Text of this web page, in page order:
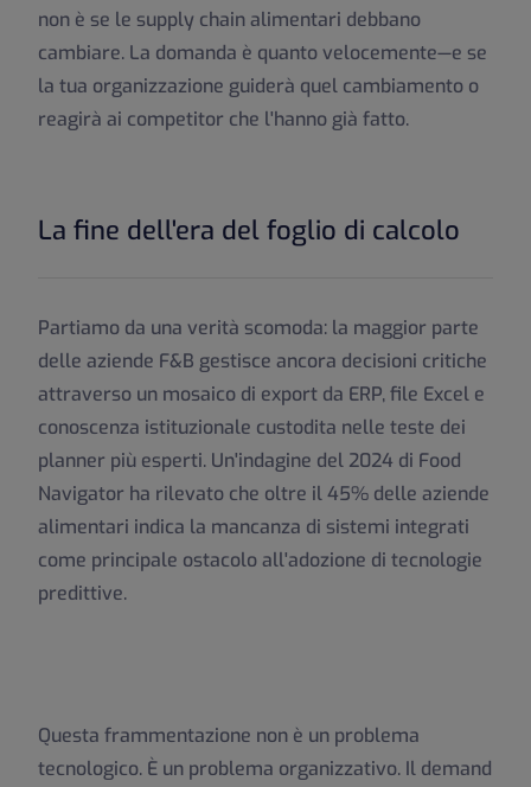
non è se le supply chain alimentari debbano
cambiare. La domanda è quanto velocemente—e se
la tua organizzazione guiderà quel cambiamento o
reagirà ai competitor che l'hanno già fatto.
La fine dell'era del foglio di calcolo
Partiamo da una verità scomoda: la maggior parte
delle aziende F&B gestisce ancora decisioni critiche
attraverso un mosaico di export da ERP, file Excel e
conoscenza istituzionale custodita nelle teste dei
planner più esperti. Un'indagine del 2024 di Food
Navigator ha rilevato che oltre il 45% delle aziende
alimentari indica la mancanza di sistemi integrati
come principale ostacolo all'adozione di tecnologie
predittive.
Questa frammentazione non è un problema
tecnologico. È un problema organizzativo. Il demand